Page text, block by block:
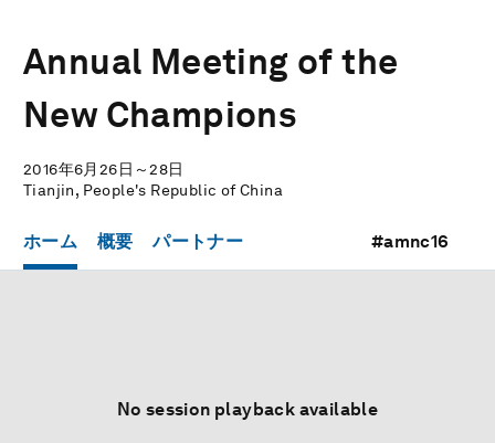
Annual Meeting of the
New Champions
2016年6月26日～28日
Tianjin, People's Republic of China
ホーム 概要 パートナー #amnc16
No session playback available